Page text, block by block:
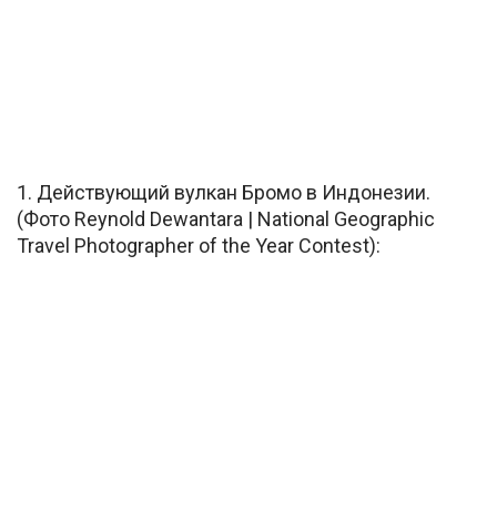
1. Действующий вулкан Бромо в Индонезии.
(Фото Reynold Dewantara | National Geographic
Travel Photographer of the Year Contest):